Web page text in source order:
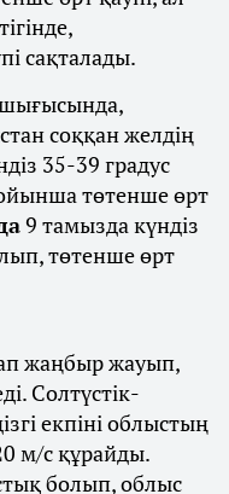
сақталады.
соққан желдің
35-39 градус
төтенше өрт
9 тамызда күндіз
төтенше өрт
жаңбыр жауып,
Солтүстік-
екпіні облыстың
м/с құрайды.
болып, облыс